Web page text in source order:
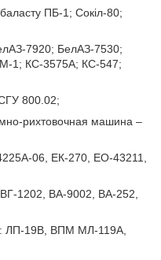
ПБ-1; Сокіл-80;
7920; БелАЗ-7530;
1; КС-3575А; КС-547;
800.02;
рихтовочная машина –
06, ЕК-270, ЕО-43211,
ВГ-1202, ВА-9002, ВА-252,
ЛП-19В, ВПМ МЛ-119А,